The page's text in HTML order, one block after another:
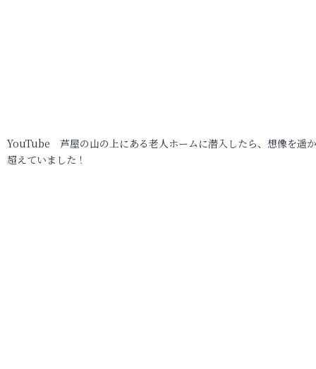
YouTube 芦屋の山の上にある老人ホームに潜入したら、想像を遥
超えていました！